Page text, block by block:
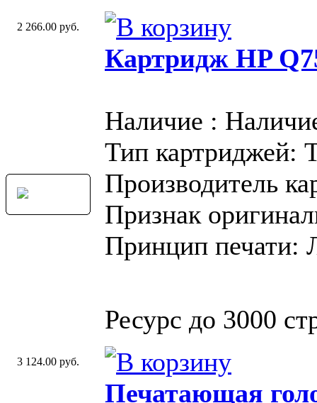
2 266.00 руб.
Картридж HP
Наличие :
Тип картриджей:
Производитель
Признак
Принцип печати:
Ресурс до 3000
3 124.00 руб.
Печатающая